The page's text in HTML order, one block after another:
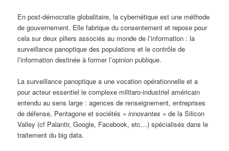
En post-démocratie globalitaire, la cybernétique est une méthode
de gouvernement. Elle fabrique du consentement et repose pour
cela sur deux piliers associés au monde de l’information : la
surveillance panoptique des populations et le contrôle de
l’information destinée à former l’opinion publique.
La surveillance panoptique a une vocation opérationnelle et a
pour acteur essentiel le complexe militaro-industriel américain
entendu au sens large : agences de renseignement, entreprises
de défense, Pentagone et sociétés « innovantes » de la Silicon
Valley (cf Palantir, Google, Facebook, etc…) spécialisés dans le
traitement du big data.